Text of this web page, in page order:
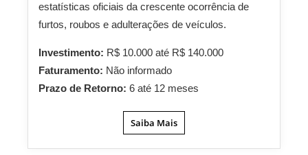
estatísticas oficiais da crescente ocorrência de
furtos, roubos e adulterações de veículos.
Investimento: R$ 10.000 até R$ 140.000
Faturamento: Não informado
Prazo de Retorno: 6 até 12 meses
Saiba Mais